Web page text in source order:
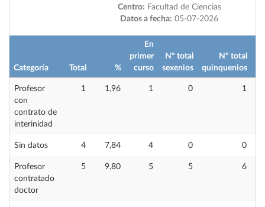
Centro: Facultad de Ciencias
Datos a fecha: 05-07-2026
Categoría Total %
En
primer
curso
Nº total
sexenios
Nº total
quinquenios
Profesor
con
contrato de
interinidad
1 1,96 1 0 1
Sin datos 4 7,84 4 0 0
Profesor
contratado
doctor
5 9,80 5 5 6